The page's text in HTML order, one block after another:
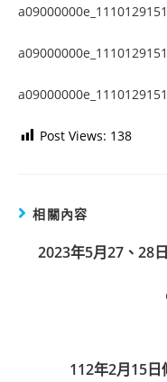
Post Views: 138
相關內容
2023年5月27、28
112年2月15日